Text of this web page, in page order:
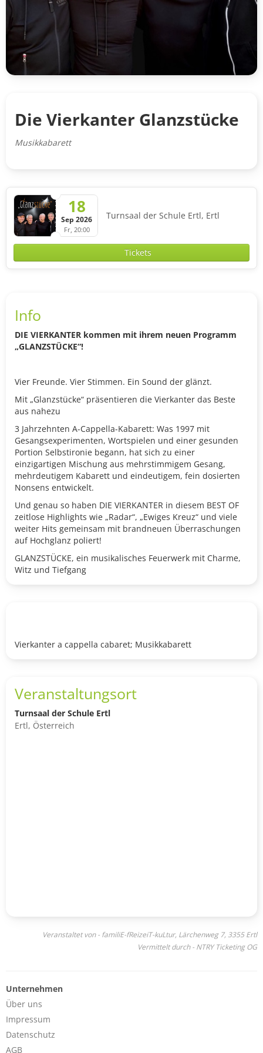
Die Vierkanter Glanzstücke
Musikkabarett
18
Sep 2026
Fr, 20:00
Turnsaal der Schule Ertl, Ertl
Tickets
Info
DIE VIERKANTER kommen mit ihrem neuen Programm
„GLANZSTÜCKE“!
Vier Freunde. Vier Stimmen. Ein Sound der glänzt.
Mit „Glanzstücke“ präsentieren die Vierkanter das Beste
aus nahezu
3 Jahrzehnten A-Cappella-Kabarett: Was 1997 mit
Gesangsexperimenten, Wortspielen und einer gesunden
Portion Selbstironie begann, hat sich zu einer
einzigartigen Mischung aus mehrstimmigem Gesang,
mehrdeutigem Kabarett und eindeutigem, fein dosierten
Nonsens entwickelt.
Und genau so haben DIE VIERKANTER in diesem BEST OF
zeitlose Highlights wie „Radar“, „Ewiges Kreuz“ und viele
weiter Hits gemeinsam mit brandneuen Überraschungen
auf Hochglanz poliert!
GLANZSTÜCKE, ein musikalisches Feuerwerk mit Charme,
Witz und Tiefgang
Vierkanter a cappella cabaret; Musikkabarett
Veranstaltungsort
Turnsaal der Schule Ertl
Ertl, Österreich
Veranstaltet von - familiE-fReizeiT-kuLtur, Lärchenweg 7, 3355 Ertl
Vermittelt durch - NTRY Ticketing OG
Unternehmen
Über uns
Impressum
Datenschutz
AGB